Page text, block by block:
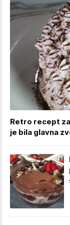
Retro recept
je bila glavna